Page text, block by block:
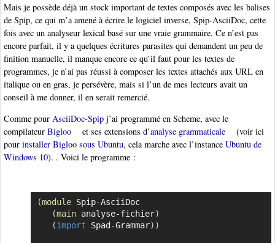
Mais je possède déjà un stock important de textes composés avec les balises
de Spip, ce qui m’a amené à écrire le logiciel inverse, Spip-AsciiDoc, cette
fois avec un analyseur lexical basé sur une vraie grammaire. Ce n’est pas
encore parfait, il y a quelques écritures parasites qui demandent un peu de
finition manuelle, il manque encore ce qu’il faut pour les textes de
programmes, je n’ai pas réussi à composer les textes attachés aux URL en
italique ou en gras, je persévère, mais si l’un de mes lecteurs avait un
conseil à me donner, il en serait remercié.
Comme pour AsciiDoc-Spip j’ai programmé en Scheme, avec le
compilateur Bigloo et ses extensions d’analyse grammaticale
(voir ici
pour installer Bigloo sous Ubuntu, cela marche avec l’instance Ubuntu de
Windows 10). . Voici le programme :
(module Spip-AsciiDoc
(main analyse-fichier)
(import Spad-Grammar) )